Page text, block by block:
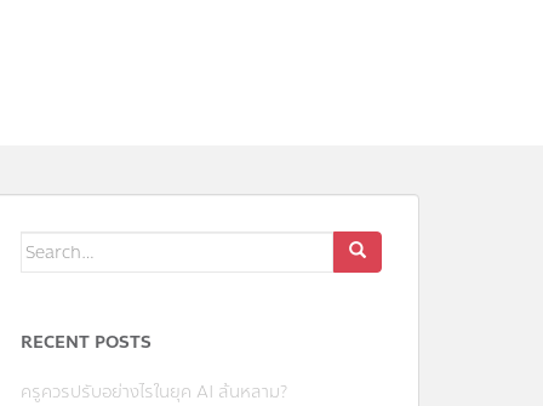
RECENT POSTS
ครูควรปรับอย่างไรในยุค AI ล้นหลาม?